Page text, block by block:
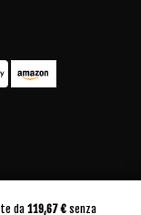
da 119,67 € senza
02762280812 - Sede